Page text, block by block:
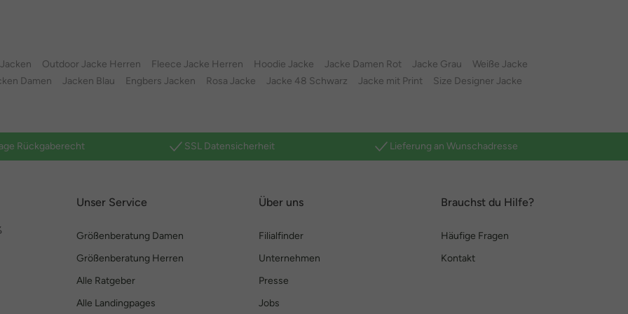
Outdoor Jacke Herren Fleece Jacke Herren Hoodie Jacke Jacke Damen Rot Jacke Grau
Weiße Jacke
Damen
Jacken Blau Engbers Jacken Rosa Jacke Jacke 48 Schwarz Jacke mit Print Size Designer Jacke
Rückgaberecht SSL Datensicherheit Lieferung an Wunschadresse
Unser Service
Größenberatung Damen
Größenberatung Herren
Alle Ratgeber
Alle Landingpages
Über uns
Filialfinder
Unternehmen
Presse
Jobs
Brauchst du Hilfe?
Häufige Fragen
Kontakt